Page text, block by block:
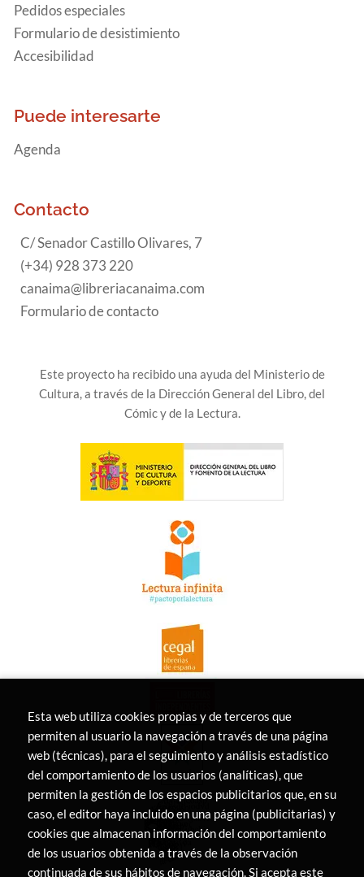
Pedidos especiales
Formulario de desistimiento
Accesibilidad
Puede interesarte
Agenda
Contacto
C/ Senador Castillo Olivares, 7
(+34) 928 373 220
canaima@libreriacanaima.com
Formulario de contacto
Este proyecto ha recibido una ayuda del Ministerio de
Cultura, a través de la Dirección General del Libro, del
Cómic y de la Lectura.
Esta web utiliza cookies propias y de terceros que
permiten al usuario la navegación a través de una página
web (técnicas), para el seguimiento y análisis estadístico
del comportamiento de los usuarios (analíticas), que
permiten la gestión de los espacios publicitarios que, en su
caso, el editor haya incluido en una página (publicitarias) y
cookies que almacenan información del comportamiento
de los usuarios obtenida a través de la observación
continuada de sus hábitos de navegación. Si acepta este